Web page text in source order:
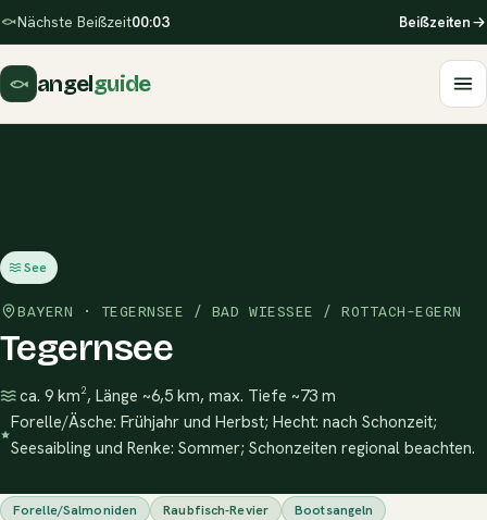
Nächste Beißzeit00:03 Beißzeiten
angelguide
See
BAYERN · TEGERNSEE / BAD WIESSEE / ROTTACH-EGERN
Tegernsee
ca. 9 km², Länge ~6,5 km, max. Tiefe ~73 m
Forelle/Äsche: Frühjahr und Herbst; Hecht: nach Schonzeit;
Seesaibling und Renke: Sommer; Schonzeiten regional beachten.
Forelle/Salmoniden Raubfisch-Revier Bootsangeln